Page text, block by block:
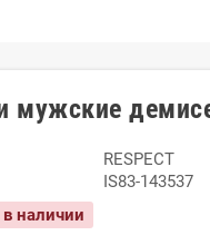
мужские
RESPECT
IS83-143537
наличии